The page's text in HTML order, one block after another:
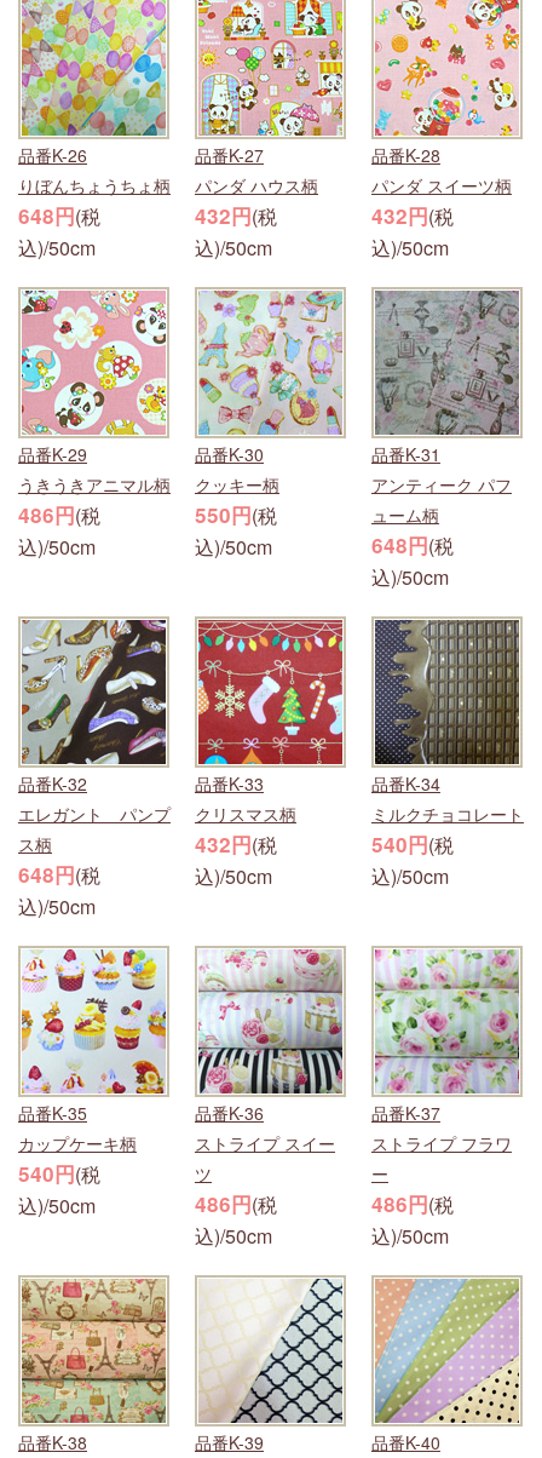
品番K-26
りぼんちょうちょ柄
648円(税
込)/50cm
品番K-27
パンダ ハウス柄
432円(税
込)/50cm
品番K-28
パンダ スイーツ柄
432円(税
込)/50cm
品番K-29
うきうきアニマル柄
486円(税
込)/50cm
品番K-30
クッキー柄
550円(税
込)/50cm
品番K-31
アンティーク パフ
ューム柄
648円(税
込)/50cm
品番K-32
エレガント パンプ
ス柄
648円(税
込)/50cm
品番K-33
クリスマス柄
432円(税
込)/50cm
品番K-34
ミルクチョコレート
540円(税
込)/50cm
品番K-35
カップケーキ柄
540円(税
込)/50cm
品番K-36
ストライプ スイー
ツ
486円(税
込)/50cm
品番K-37
ストライプ フラワ
ー
486円(税
込)/50cm
品番K-38
品番K-39
品番K-40